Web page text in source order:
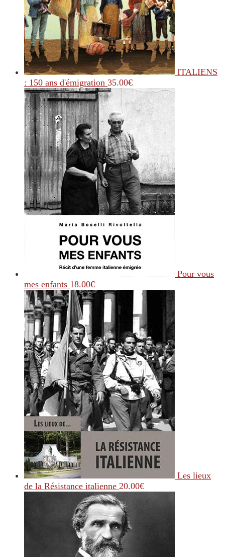
ITALIENS
: 150 ans d'émigration 35.00€
Pour vous
mes enfants 18.00€
Les lieux
de la Résistance italienne 20.00€